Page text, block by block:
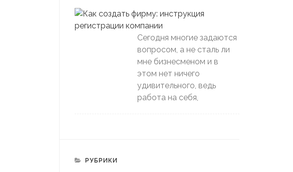
Сегодня многие задаются
вопросом, а не сталь ли
мне бизнесменом и в
этом нет ничего
удивительного, ведь
работа на себя,
РУБРИКИ